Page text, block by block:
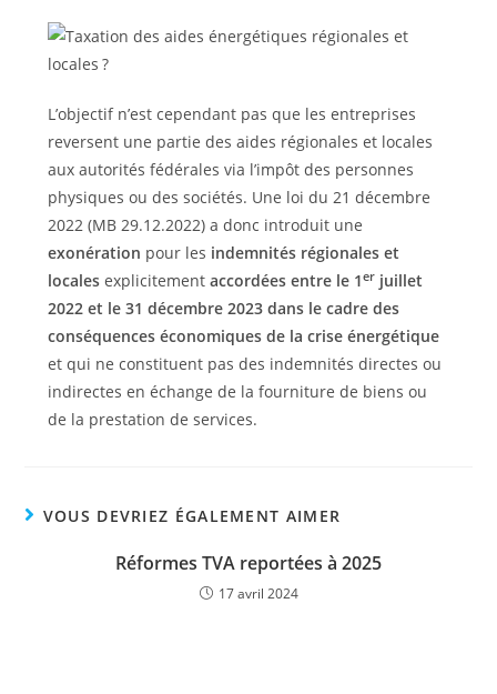
L’objectif n’est cependant pas que les entreprises
reversent une partie des aides régionales et locales
aux autorités fédérales via l’impôt des personnes
physiques ou des sociétés. Une loi du 21 décembre
2022 (MB 29.12.2022) a donc introduit une
exonération pour les indemnités régionales et
localesexplicitement accordées entre le 1erjuillet
2022 et le 31 décembre 2023 dans le cadre des
conséquences économiques de la crise énergétique
et qui ne constituent pas des indemnités directes ou
indirectes en échange de la fourniture de biens ou
de la prestation de services.
VOUS DEVRIEZ ÉGALEMENT AIMER
Réformes TVA reportées à 2025
17 avril 2024